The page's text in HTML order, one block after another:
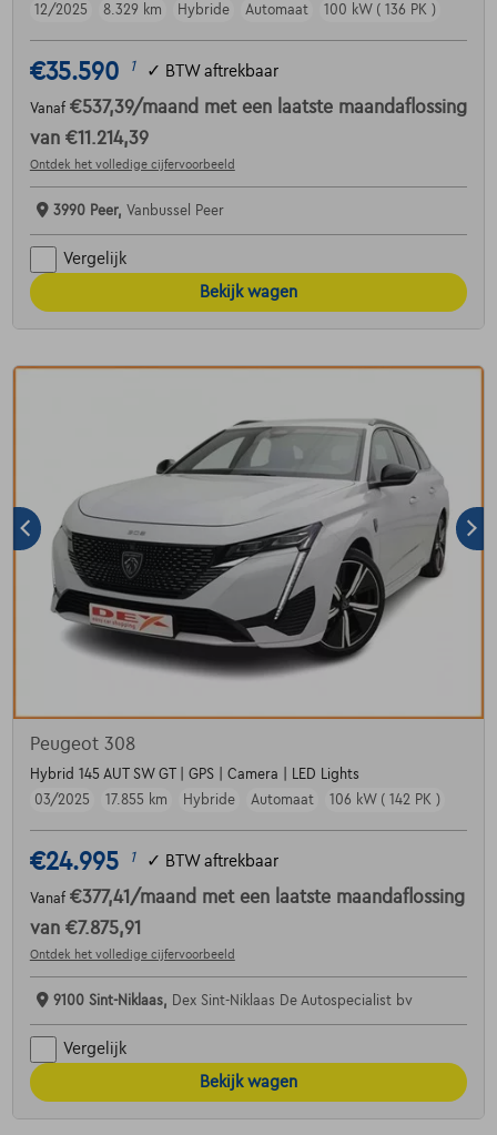
12/2025
8.329 km Hybride Automaat 100 kW ( 136 PK )
€35.590 1 ✓ BTW aftrekbaar
Vanaf €537,39/maand met een laatste maandaflossing
van €11.214,39
Ontdek het volledige cijfervoorbeeld
3990 Peer, Vanbussel Peer
Vergelijk
Bekijk wagen
Peugeot 308
Hybrid 145 AUT SW GT | GPS | Camera | LED Lights
03/2025
17.855 km Hybride Automaat 106 kW ( 142 PK )
€24.995 1 ✓ BTW aftrekbaar
Vanaf €377,41 /maand met een laatste maandaflossing
van €7.875,91
Ontdek het volledige cijfervoorbeeld
9100 Sint-Niklaas, Dex Sint-Niklaas De Autospecialist bv
Vergelijk
Bekijk wagen